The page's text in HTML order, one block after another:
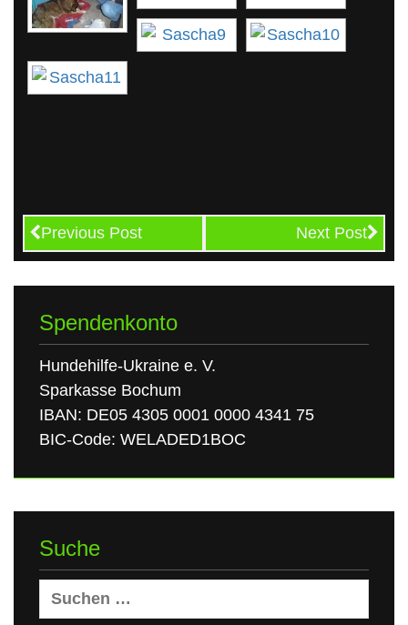
Previous Post Next Post
Spendenkonto
Hundehilfe-Ukraine e. V.
Sparkasse Bochum
IBAN: DE05 4305 0001 0000 4341 75
BIC-Code: WELADED1BOC
Suche
Suchen
nach: